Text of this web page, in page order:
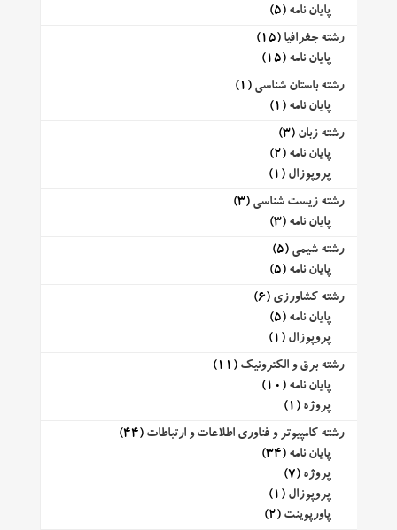
پایان نامه (5)
رشته جغرافیا (15)
پایان نامه (15)
رشته باستان شناسی (1)
پایان نامه (1)
رشته زبان (3)
پایان نامه (2)
پروپوزال (1)
رشته زیست شناسی (3)
پایان نامه (3)
رشته شیمی (5)
پایان نامه (5)
رشته کشاورزی (6)
پایان نامه (5)
پروپوزال (1)
رشته برق و الکترونیک (11)
پایان نامه (10)
پروژه (1)
رشته کامپیوتر و فناوری اطلاعات و ارتباطات (44)
پایان نامه (34)
پروژه (7)
پروپوزال (1)
پاورپوینت (2)